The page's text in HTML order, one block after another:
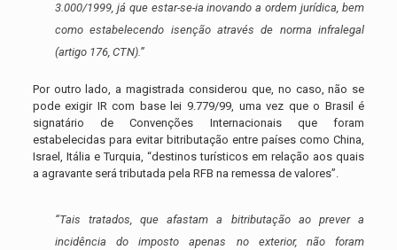
3.000/1999, já que estar-se-ia inovando a ordem jurídica, bem
como estabelecendo isenção através de norma infralegal
(artigo 176, CTN).”
Por outro lado, a magistrada considerou que, no caso, não se
pode exigir IR com base lei 9.779/99, uma vez que o Brasil é
signatário de Convenções Internacionais que foram
estabelecidas para evitar bitributação entre países como China,
Israel, Itália e Turquia, “destinos turísticos em relação aos quais
a agravante será tributada pela RFB na remessa de valores”.
“Tais tratados, que afastam a bitributação ao prever a
incidência do imposto apenas no exterior, não foram